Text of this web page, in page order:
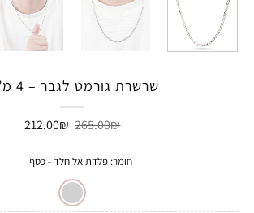
שרשרת גורמט לגבר – 4 מ”מ
265.00₪ המחיר
265.00₪.
212.00₪ המחיר
חומר:פלדת אל חלד - כסף